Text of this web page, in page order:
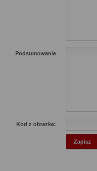
Podsumowanie
Kod z obrazka: